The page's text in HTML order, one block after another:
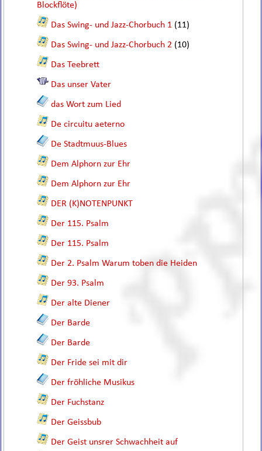
Blockflöte)
Das Swing- und Jazz-Chorbuch 1 (11)
Das Swing- und Jazz-Chorbuch 2 (10)
Das Teebrett
Das unser Vater
das Wort zum Lied
De circuitu aeterno
De Stadtmuus-Blues
Dem Alphorn zur Ehr
Dem Alphorn zur Ehr
DER (K)NOTENPUNKT
Der 115. Psalm
Der 115. Psalm
Der 2. Psalm Warum toben die Heiden
Der 93. Psalm
Der alte Diener
Der Barde
Der Barde
Der Fride sei mit dir
Der fröhliche Musikus
Der Fuchstanz
Der Geissbub
Der Geist unsrer Schwachheit auf